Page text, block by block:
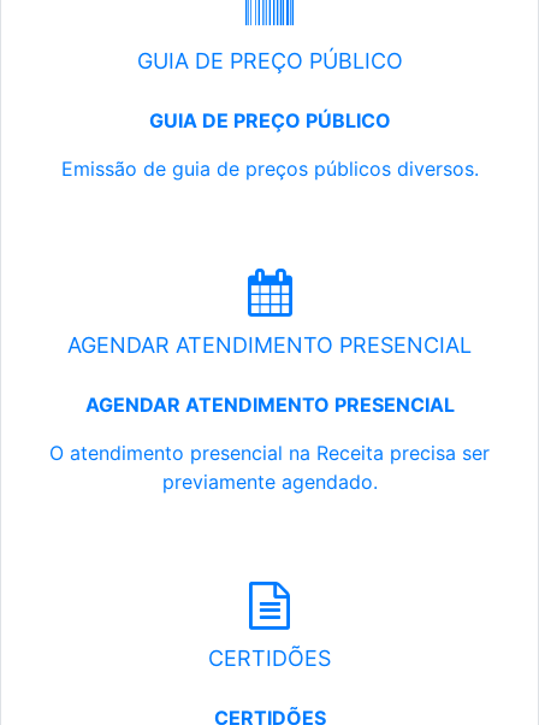
GUIA DE PREÇO PÚBLICO
GUIA DE PREÇO PÚBLICO
Emissão de guia de preços públicos diversos.
AGENDAR ATENDIMENTO PRESENCIAL
AGENDAR ATENDIMENTO PRESENCIAL
O atendimento presencial na Receita precisa ser
previamente agendado.
CERTIDÕES
CERTIDÕES